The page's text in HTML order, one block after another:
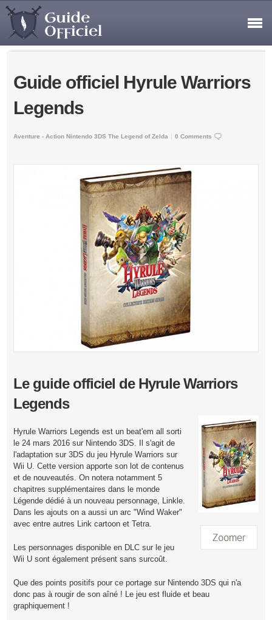
Guide officiel Hyrule Warriors
Legends
Aventure - Action Nintendo 3DS The Legend of Zelda 0 Comments
Le guide officiel de Hyrule Warriors
Legends
Hyrule Warriors Legends est un beat'em all sorti
le 24 mars 2016 sur Nintendo 3DS. Il s'agit de
l'adaptation sur 3DS du jeu Hyrule Warriors sur
Wii U. Cette version apporte son lot de contenus
et de nouveautés. On notera notamment 5
chapitres supplémentaires dans le monde
Légende dédié à un nouveau personnage, Linkle.
Dans les ajouts on a aussi un arc "Wind Waker"
avec entre autres Link cartoon et Tetra.
Les personnages disponible en DLC sur le jeu
Wii U sont également présent sans surcoût.
Que des points positifs pour ce portage sur Nintendo 3DS qui n'a
donc pas à rougir de son aîné ! Le jeu est fluide et beau
graphiquement !